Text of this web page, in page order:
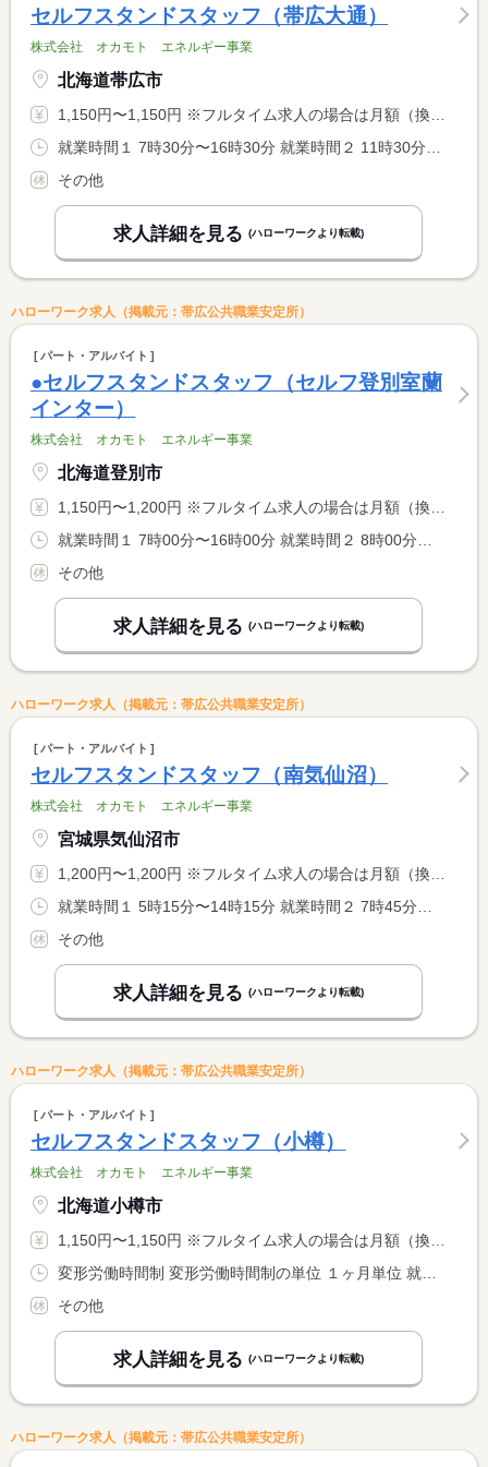
セルフスタンドスタッフ（帯広大通）
株式会社 オカモト エネルギー事業
北海道帯広市
1,150円〜1,150円 ※フルタイム求人の場合は月額（換算額）、パート求人の場合は時間額を表示しています。
就業時間１ 7時30分〜16時30分 就業時間２ 11時30分〜20時30分 就業時間３ 13時00分〜22時00分 就業時間に関する特記事項 ＊シフト制勤務 <BR> ＊時間外・深夜割増は別途
その他
求人詳細を見る (ハローワークより転載)
ハローワーク求人（掲載元：帯広公共職業安定所）
パート・アルバイト
●セルフスタンドスタッフ（セルフ登別室蘭
インター）
株式会社 オカモト エネルギー事業
北海道登別市
1,150円〜1,200円 ※フルタイム求人の場合は月額（換算額）、パート求人の場合は時間額を表示しています。
就業時間１ 7時00分〜16時00分 就業時間２ 8時00分〜17時00分 就業時間３ 14時00分〜23時00分 就業時間に関する特記事項 （４）１１：３０〜２０：３０ <BR> （５）２２：３０〜翌７：３０ <BR> <BR> （１）〜（５）シフト制
その他
求人詳細を見る (ハローワークより転載)
ハローワーク求人（掲載元：帯広公共職業安定所）
パート・アルバイト
セルフスタンドスタッフ（南気仙沼）
株式会社 オカモト エネルギー事業
宮城県気仙沼市
1,200円〜1,200円 ※フルタイム求人の場合は月額（換算額）、パート求人の場合は時間額を表示しています。
就業時間１ 5時15分〜14時15分 就業時間２ 7時45分〜15時45分 就業時間３ 12時30分〜20時30分 就業時間に関する特記事項 （４）１５：１５〜２３：１５ <BR> ＊シフト制勤務 <BR> ＊時間外・深夜割増は別途
その他
求人詳細を見る (ハローワークより転載)
ハローワーク求人（掲載元：帯広公共職業安定所）
パート・アルバイト
セルフスタンドスタッフ（小樽）
株式会社 オカモト エネルギー事業
北海道小樽市
1,150円〜1,150円 ※フルタイム求人の場合は月額（換算額）、パート求人の場合は時間額を表示しています。
変形労働時間制 変形労働時間制の単位 １ヶ月単位 就業時間１ 7時00分〜16時00分 就業時間２ 8時00分〜17時00分 就業時間３ 12時00分〜21時00分 就業時間に関する特記事項 （４）１４：００〜２３：００ <BR> （５）２２：３０〜翌７：３０ <BR> <BR> （１）〜（５）のシフト勤務
その他
求人詳細を見る (ハローワークより転載)
ハローワーク求人（掲載元：帯広公共職業安定所）